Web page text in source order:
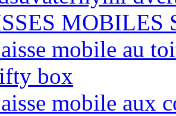
MOBILES
mobile au
box
mobile aux